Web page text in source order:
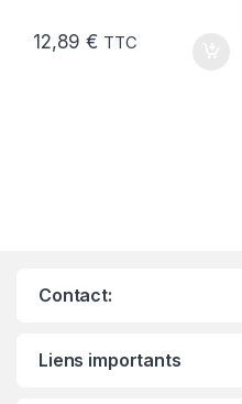
12,89€ TTC
Contact:
Liens importants